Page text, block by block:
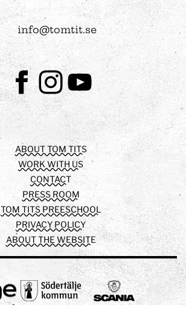
info@tomtit.se
FacebookInstagram
Youtube
ABOUT TOM TITS
WORK WITH US
CONTACT
PRESS ROOM
TOM TITS PREESCHOOL
PRIVACY POLICY
ABOUT THE WEBSITE